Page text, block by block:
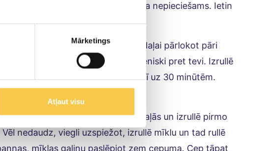
Mārketings
Atļaut visu
kopā. Pievieno ekstra ūdeni, ja nepieciešams. Ietin
maigi, nespiežot. Saloki,vidus daļai pārlokot pāri
par 90 grādiem, lai tā atkal ir gareniski pret tevi. Izrullē
pārtikas plēvē un liec ledusskapī uz 30 minūtēm.
papīru. Sadali mīklu divās daļās un izrullē pirmo
nedaudz, viegli uzspiežot, izrullē mīklu un tad rullē
mīklas galiņu paslēpjot zem cepuma. Cep tāpat